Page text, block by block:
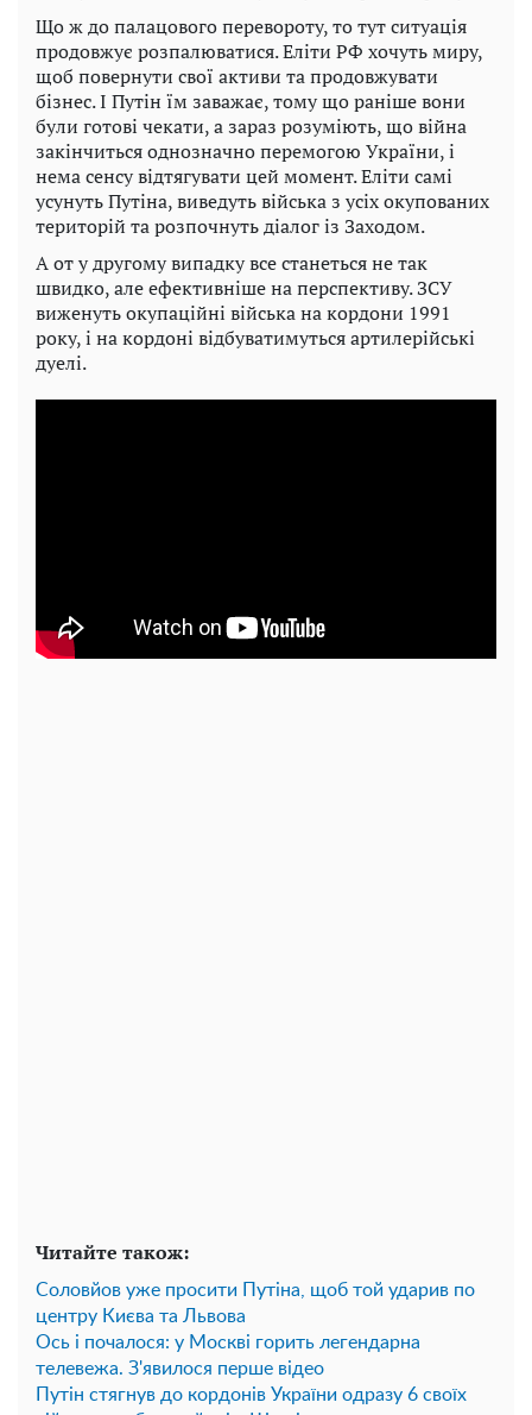
Що ж до палацового перевороту, то тут ситуація
продовжує розпалюватися. Еліти РФ хочуть миру,
щоб повернути свої активи та продовжувати
бізнес. І Путін їм заважає, тому що раніше вони
були готові чекати, а зараз розуміють, що війна
закінчиться однозначно перемогою України, і
нема сенсу відтягувати цей момент. Еліти самі
усунуть Путіна, виведуть війська з усіх окупованих
територій та розпочнуть діалог із Заходом.
А от у другому випадку все станеться не так
швидко, але ефективніше на перспективу. ЗСУ
виженуть окупаційні війська на кордони 1991
року, і на кордоні відбуватимуться артилерійські
дуелі.
Читайте також:
Соловйов уже просити Путіна, щоб той ударив по
центру Києва та Львова
Ось і почалося: у Москві горить легендарна
телевежа. З'явилося перше відео
Путін стягнув до кордонів України одразу 6 своїх